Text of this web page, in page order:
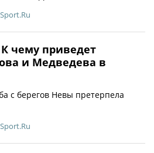
чему приведет
и Медведева в
с берегов Невы претерпела